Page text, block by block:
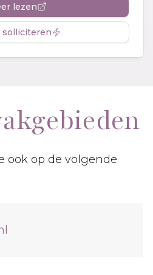
lezen
solliciteren
ook op de volgende